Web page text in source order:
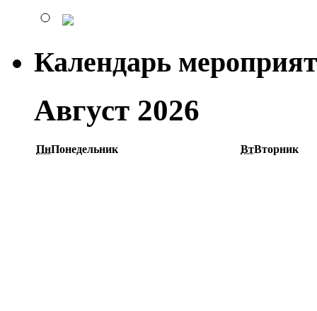
Календарь
Август 2026
ПнПонедельник ВтВторник